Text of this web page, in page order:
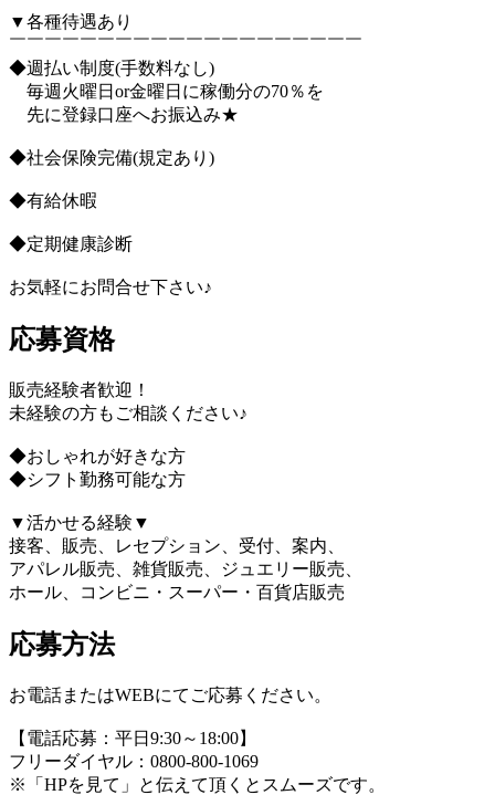
▼各種待遇あり
￣￣￣￣￣￣￣￣￣￣￣￣￣￣￣￣￣￣￣￣
◆週払い制度(手数料なし)
毎週火曜日or金曜日に稼働分の70％を
先に登録口座へお振込み★
◆社会保険完備(規定あり)
◆有給休暇
◆定期健康診断
お気軽にお問合せ下さい♪
応募資格
販売経験者歓迎！
未経験の方もご相談ください♪
◆おしゃれが好きな方
◆シフト勤務可能な方
▼活かせる経験▼
接客、販売、レセプション、受付、案内、
アパレル販売、雑貨販売、ジュエリー販売、
ホール、コンビニ・スーパー・百貨店販売
応募方法
お電話またはWEBにてご応募ください。
【電話応募：平日9:30～18:00】
フリーダイヤル：0800-800-1069
※「HPを見て」と伝えて頂くとスムーズです。